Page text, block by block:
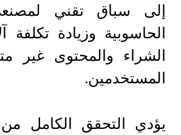
إلى سباق تقني
الحاسوبية وزيادة تكلفة
الشراء والمحتوى غير
المستخدمين.
يؤدي التحقق الكامل